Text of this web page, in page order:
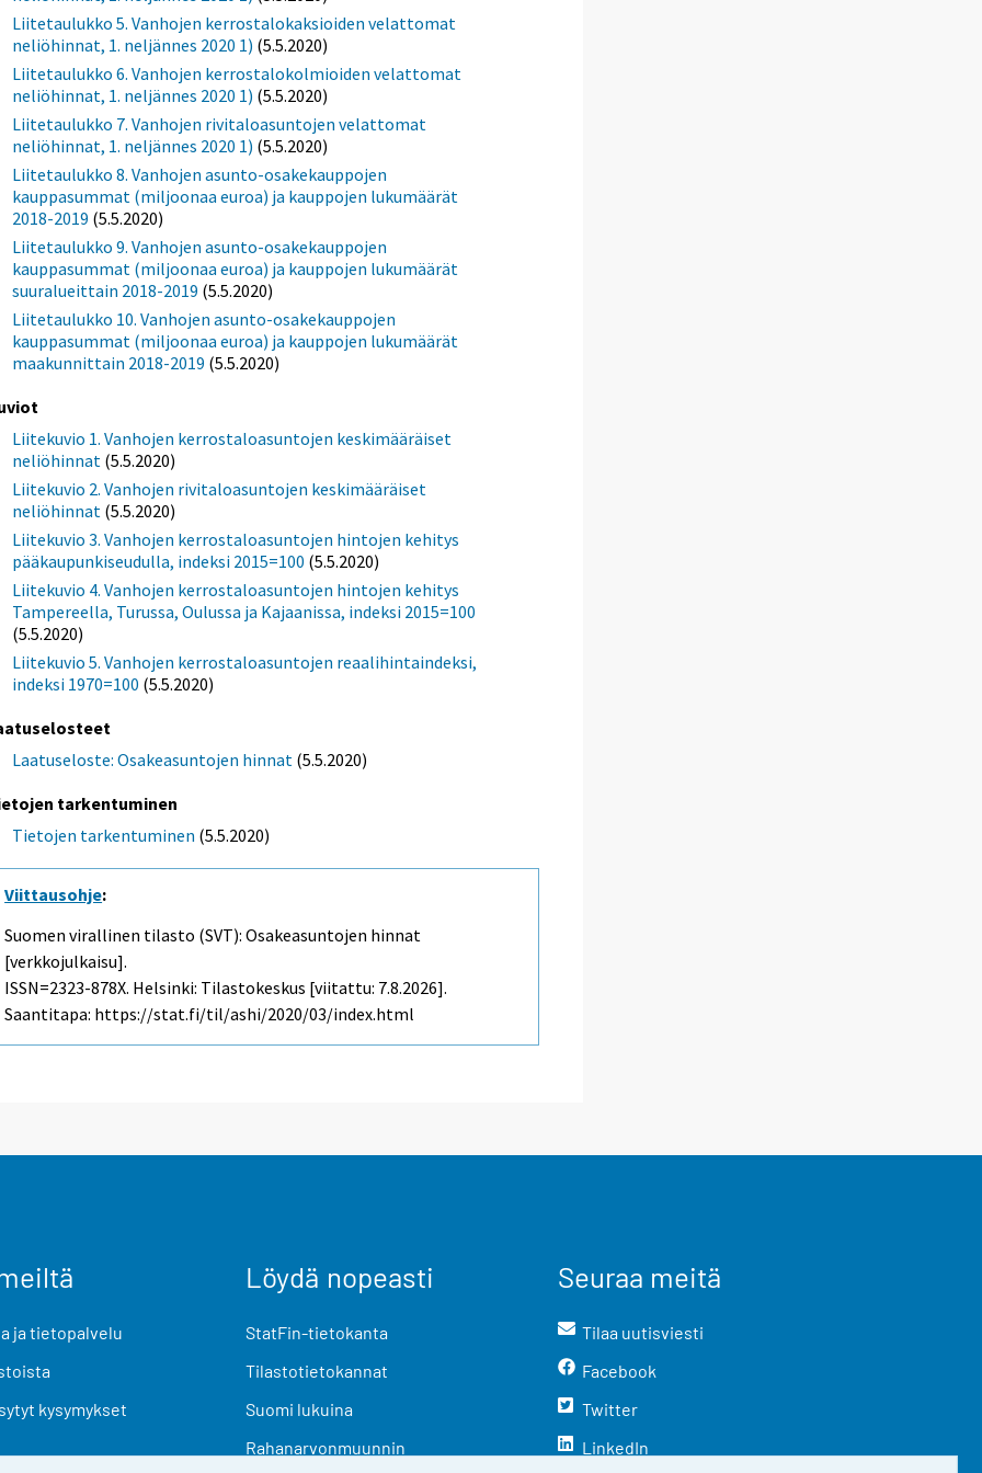
Liitetaulukko 5. Vanhojen kerrostalokaksioiden velattomat
neliöhinnat, 1. neljännes 2020 1) (5.5.2020)
Liitetaulukko 6. Vanhojen kerrostalokolmioiden velattomat
neliöhinnat, 1. neljännes 2020 1) (5.5.2020)
Liitetaulukko 7. Vanhojen rivitaloasuntojen velattomat
neliöhinnat, 1. neljännes 2020 1) (5.5.2020)
Liitetaulukko 8. Vanhojen asunto-osakekauppojen
kauppasummat (miljoonaa euroa) ja kauppojen lukumäärät
2018-2019 (5.5.2020)
Liitetaulukko 9. Vanhojen asunto-osakekauppojen
kauppasummat (miljoonaa euroa) ja kauppojen lukumäärät
suuralueittain 2018-2019 (5.5.2020)
Liitetaulukko 10. Vanhojen asunto-osakekauppojen
kauppasummat (miljoonaa euroa) ja kauppojen lukumäärät
maakunnittain 2018-2019 (5.5.2020)
Liitekuvio 1. Vanhojen kerrostaloasuntojen keskimääräiset
neliöhinnat (5.5.2020)
Liitekuvio 2. Vanhojen rivitaloasuntojen keskimääräiset
neliöhinnat (5.5.2020)
Liitekuvio 3. Vanhojen kerrostaloasuntojen hintojen kehitys
pääkaupunkiseudulla, indeksi 2015=100 (5.5.2020)
Liitekuvio 4. Vanhojen kerrostaloasuntojen hintojen kehitys
Tampereella, Turussa, Oulussa ja Kajaanissa, indeksi 2015=100
(5.5.2020)
Liitekuvio 5. Vanhojen kerrostaloasuntojen reaalihintaindeksi,
indeksi 1970=100 (5.5.2020)
Laatuseloste: Osakeasuntojen hinnat (5.5.2020)
tarkentuminen
Tietojen tarkentuminen (5.5.2020)
Viittausohje:
Suomen virallinen tilasto (SVT): Osakeasuntojen hinnat
[verkkojulkaisu].
ISSN=2323-878X. Helsinki: Tilastokeskus [viitattu: 7.8.2026].
Saantitapa: https://stat.fi/til/ashi/2020/03/index.html
ja tietopalvelu
kysymykset
Löydä nopeasti
StatFin-tietokanta
Tilastotietokannat
Suomi lukuina
Rahanarvonmuunnin
Seuraa meitä
Tilaa uutisviesti
Facebook
Twitter
LinkedIn